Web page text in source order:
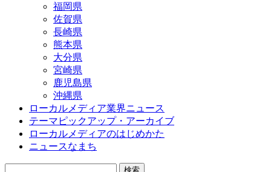
福岡県
佐賀県
長崎県
熊本県
大分県
宮崎県
鹿児島県
沖縄県
ローカルメディア業界ニュース
テーマピックアップ・アーカイブ
ローカルメディアのはじめかた
ニュースなまち